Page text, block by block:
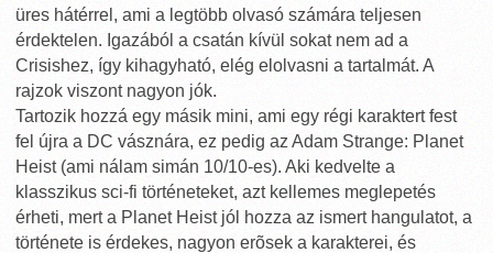
üres hátérrel, ami a legtöbb olvasó számára teljesen
érdektelen. Igazából a csatán kívül sokat nem ad a
Crisishez, így kihagyható, elég elolvasni a tartalmát. A
rajzok viszont nagyon jók.
Tartozik hozzá egy másik mini, ami egy régi karaktert fest
fel újra a DC vásznára, ez pedig az Adam Strange: Planet
Heist (ami nálam simán 10/10-es). Aki kedvelte a
klasszikus sci-fi történeteket, azt kellemes meglepetés
érheti, mert a Planet Heist jól hozza az ismert hangulatot, a
története is érdekes, nagyon erõsek a karakterei, és